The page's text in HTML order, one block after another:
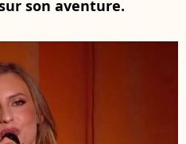
son aventure.